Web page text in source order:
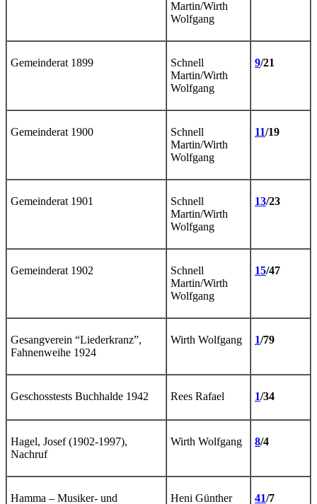
Martin/Wirth
Wolfgang
Gemeinderat 1899
Schnell
Martin/Wirth
Wolfgang
9/21
Gemeinderat 1900
Schnell
Martin/Wirth
Wolfgang
11/19
Gemeinderat 1901
Schnell
Martin/Wirth
Wolfgang
13/23
Gemeinderat 1902
Schnell
Martin/Wirth
Wolfgang
15/47
Gesangverein “Liederkranz”,
Fahnenweihe 1924
Wirth Wolfgang 1/79
Geschosstests Buchhalde 1942 Rees Rafael 1/34
Hagel, Josef (1902-1997),
Nachruf
Wirth Wolfgang 8/4
Hamma – Musiker- und
Heni Günther
41/7